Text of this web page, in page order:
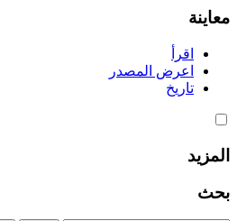
معاينة
اقرأ
اعرض المصدر
تاريخ
المزيد
بحث